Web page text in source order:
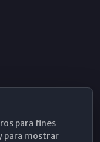
para fines
para mostrar